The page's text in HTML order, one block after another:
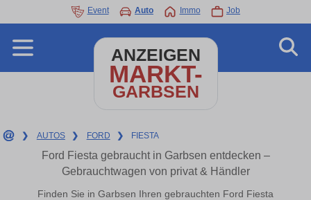
Event Auto Immo Job
ANZEIGEN
MARKT-
GARBSEN
❯ AUTOS ❯ FORD ❯ FIESTA
Ford Fiesta gebraucht in Garbsen entdecken –
Gebrauchtwagen von privat & Händler
Finden Sie in Garbsen Ihren gebrauchten Ford Fiesta